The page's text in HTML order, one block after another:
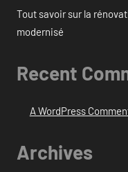
Tout savoir sur la
modernisé
Recent
A WordPress
Archives